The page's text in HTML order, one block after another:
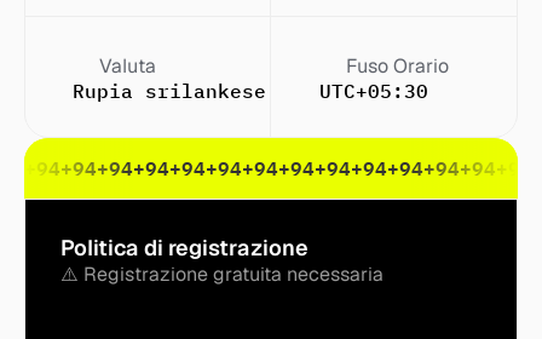
Valuta
Rupia srilankese (Re o Rs (pl.))
Fuso Orario
UTC+05:30
+94+94+94+94+94+94+94+94+94+94+94+94+94+94
Politica di registrazione
⚠️ Registrazione gratuita necessaria